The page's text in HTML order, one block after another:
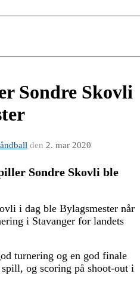
Sondre Skovli
den 2. mar 2020
Sondre Skovli ble
i dag ble Bylagsmester når
i Stavanger for landets
turnering og en god finale
og scoring på shoot-out i